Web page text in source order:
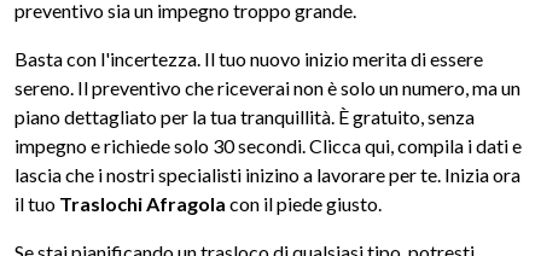
preventivo sia un impegno troppo grande.
Basta con l'incertezza. Il tuo nuovo inizio merita di essere
sereno. Il preventivo che riceverai non è solo un numero, ma un
piano dettagliato per la tua tranquillità. È gratuito, senza
impegno e richiede solo 30 secondi. Clicca qui, compila i dati e
lascia che i nostri specialisti inizino a lavorare per te. Inizia ora
il tuo Traslochi Afragola con il piede giusto.